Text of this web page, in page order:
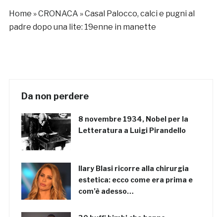
Home »CRONACA »Casal Palocco, calci e pugni al
padre dopo una lite: 19enne in manette
Da non perdere
8 novembre 1934, Nobel per la
Letteratura a Luigi Pirandello
Ilary Blasi ricorre alla chirurgia
estetica: ecco come era prima e
com’è adesso…